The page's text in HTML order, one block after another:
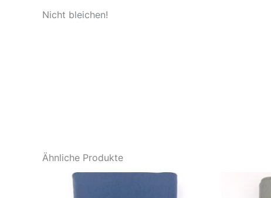
Nicht bleichen!
Ähnliche Produkte